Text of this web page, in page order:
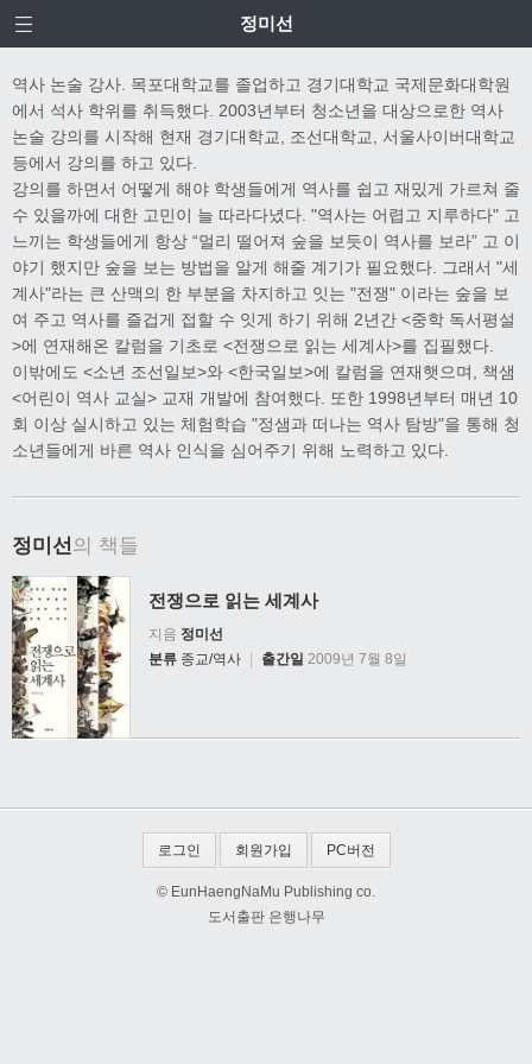
정미선
역사 논술 강사. 목포대학교를 졸업하고 경기대학교 국제문화대학원
에서 석사 학위를 취득했다. 2003년부터 청소년을 대상으로한 역사
논술 강의를 시작해 현재 경기대학교, 조선대학교, 서울사이버대학교
등에서 강의를 하고 있다.
강의를 하면서 어떻게 해야 학생들에게 역사를 쉽고 재밌게 가르쳐 줄
수 있을까에 대한 고민이 늘 따라다녔다. "역사는 어렵고 지루하다" 고
느끼는 학생들에게 항상 “멀리 떨어져 숲을 보듯이 역사를 보라” 고 이
야기 했지만 숲을 보는 방법을 알게 해줄 계기가 필요했다. 그래서 "세
계사"라는 큰 산맥의 한 부분을 차지하고 잇는 "전쟁" 이라는 숲을 보
여 주고 역사를 즐겁게 접할 수 잇게 하기 위해 2년간 <중학 독서평설
>에 연재해온 칼럼을 기초로 <전쟁으로 읽는 세계사>를 집필했다.
이밖에도 <소년 조선일보>와 <한국일보>에 칼럼을 연재햇으며, 책샘
<어린이 역사 교실> 교재 개발에 참여했다. 또한 1998년부터 매년 10
회 이상 실시하고 있는 체험학습 "정샘과 떠나는 역사 탐방"을 통해 청
소년들에게 바른 역사 인식을 심어주기 위해 노력하고 있다.
정미선의 책들
전쟁으로 읽는 세계사
지음 정미선
분류 종교/역사 출간일 2009년 7월 8일
로그인 회원가입 PC버전
© EunHaengNaMu Publishing co.
도서출판 은행나무